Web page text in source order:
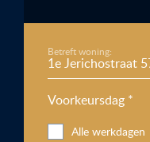
Betreft woning:
Voorkeursdag *
Alle werkdagen